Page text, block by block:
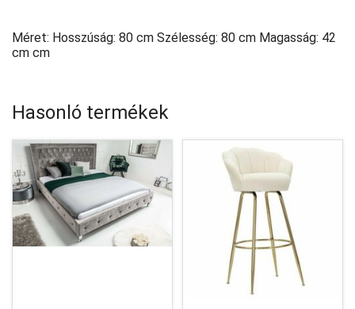
Méret: Hosszúság: 80 cm Szélesség: 80 cm Magasság: 42
cm cm
Hasonló termékek